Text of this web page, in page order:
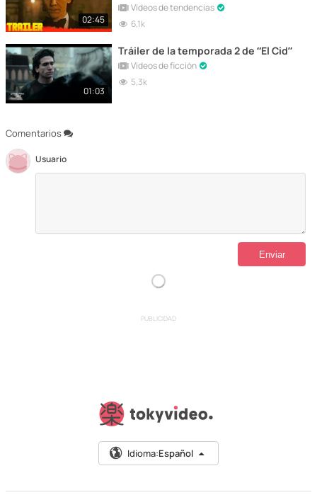
Comentarios
Usuario
02:45
Vídeos de tendencias
6,1k
01:03
Tráiler de la temporada 2 de “El Cid”
Vídeos de ficción
5,3k
PUBLICIDAD
Idioma:Español